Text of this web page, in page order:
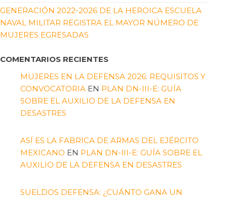
GENERACIÓN 2022-2026 DE LA HEROICA ESCUELA
NAVAL MILITAR REGISTRA EL MAYOR NÚMERO DE
MUJERES EGRESADAS
COMENTARIOS RECIENTES
MUJERES EN LA DEFENSA 2026: REQUISITOS Y
CONVOCATORIA EN PLAN DN-III-E: GUÍA
SOBRE EL AUXILIO DE LA DEFENSA EN
DESASTRES
ASÍ ES LA FABRICA DE ARMAS DEL EJÉRCITO
MEXICANO EN PLAN DN-III-E: GUÍA SOBRE EL
AUXILIO DE LA DEFENSA EN DESASTRES
SUELDOS DEFENSA: ¿CUÁNTO GANA UN